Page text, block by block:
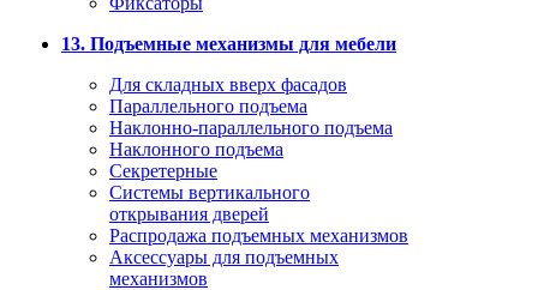
13. Подъемные механизмы для мебели
Для складных вверх фасадов
Параллельного подъема
Наклонно-параллельного подъема
Наклонного подъема
Секретерные
Системы вертикального
открывания дверей
Распродажа подъемных механизмов
Аксессуары для подъемных
механизмов